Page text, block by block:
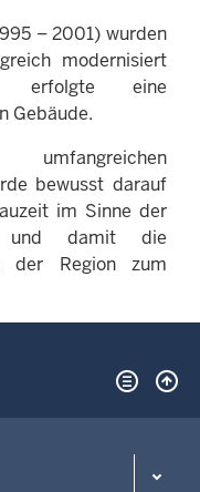
– 2001) wurden
modernisiert
erfolgte eine
Gebäude.
bewusst darauf
im Sinne der
und damit die
der Region zum